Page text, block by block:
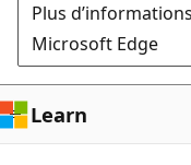
Plus
Microsoft Edge
Learn